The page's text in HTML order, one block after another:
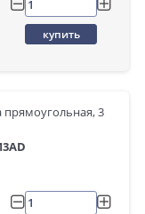
купить
прямоугольная, 3